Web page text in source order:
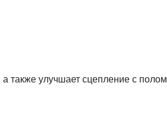
также улучшает сцепление с